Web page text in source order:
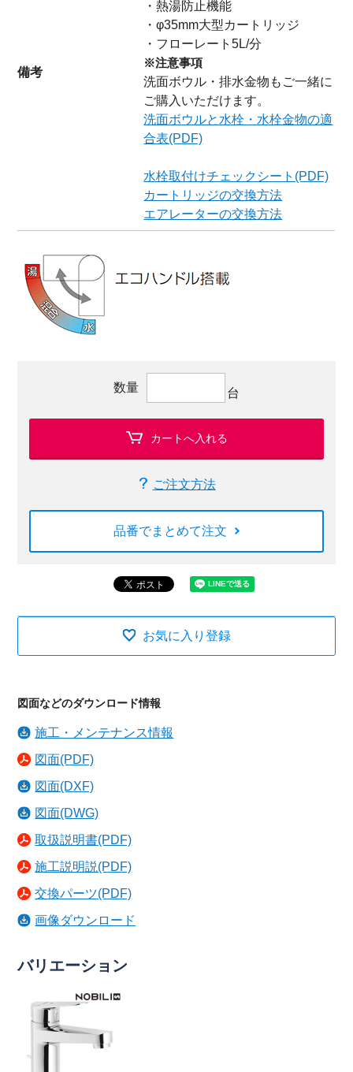
備考
・熱湯防止機能
・φ35mm大型カートリッジ
・フローレート5L/分
※注意事項
洗面ボウル・排水金物もご一緒に
ご購入いただけます。
洗面ボウルと水栓・水栓金物の適
合表(PDF)
水栓取付けチェックシート(PDF)
カートリッジの交換方法
エアレーターの交換方法
数量 台
カートへ入れる
ご注文方法
品番でまとめて注文
お気に入り登録
図面などのダウンロード情報
施工・メンテナンス情報
図面(PDF)
図面(DXF)
図面(DWG)
取扱説明書(PDF)
施工説明説(PDF)
交換パーツ(PDF)
画像ダウンロード
バリエーション